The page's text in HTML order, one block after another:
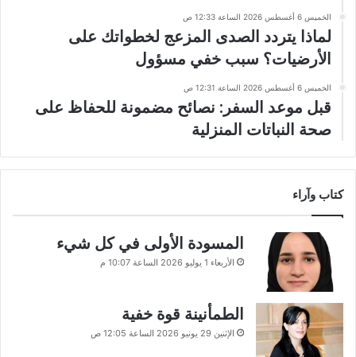
الخميس 6 أغسطس 2026 الساعة 12:33 ص
لماذا يتردد الصدى المزعج لخطواتك على
الأرضيات؟ سبب خفي مسؤول
الخميس 6 أغسطس 2026 الساعة 12:31 ص
قبل موعد السفر: نصائح مضمونة للحفاظ على
صحة النباتات المنزلية
كتاب وآراء
المسودة الأولى في كل شيء
الأربعاء 1 يوليو 2026 الساعة 10:07 م
الطمأنينة قوة خفية
الإثنين 29 يونيو 2026 الساعة 12:05 ص